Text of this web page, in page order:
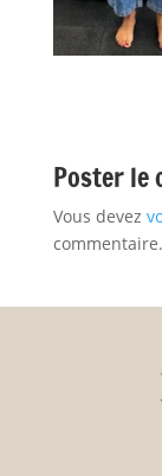
Poster le
Vous devez
commentaire.